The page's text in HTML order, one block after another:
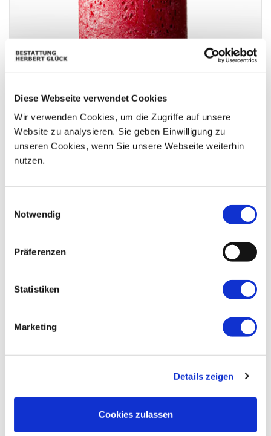
Diese Webseite verwendet Cookies
Wir verwenden Cookies, um die Zugriffe auf unsere
Website zu analysieren. Sie geben Einwilligung zu
unseren Cookies, wenn Sie unsere Webseite weiterhin
nutzen.
Notwendig
Präferenzen
Statistiken
Marketing
Details zeigen
Cookies zulassen
Aufrichtige Anteilnahme Familie Wolfgang Pirker
Danke für viele schöne Stunden! Gerti Berger